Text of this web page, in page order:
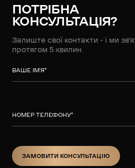
ПОТРІБНА
КОНСУЛЬТАЦІЯ?
Залиште свої контакти - і ми
протягом 5 хвилин.
ВАШЕ ІМ’Я*
НОМЕР ТЕЛЕФОНУ*
ЗАМОВИТИ КОНСУЛЬТАЦІЮ